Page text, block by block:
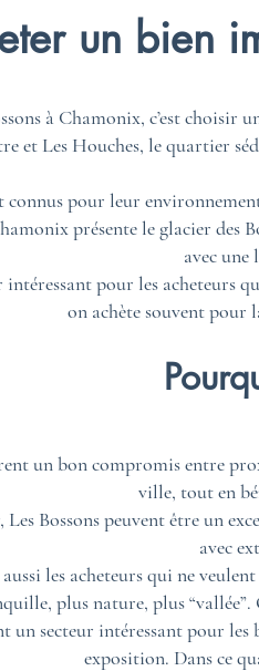
un bien
à Chamonix, c’est
et Les Houches, le quartier
connus pour leur
présente le glacier des
avec une
intéressant pour les
on achète souvent pour
un bon compromis entre
ville, tout en
Les Bossons peuvent être un
avec
les acheteurs qui ne
plus nature, plus “vallée”.
un secteur intéressant pour
exposition. Dans ce